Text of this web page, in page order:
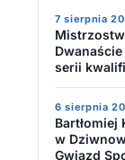
7 sierpnia
serii
6 sierpnia
w
Gwiazd